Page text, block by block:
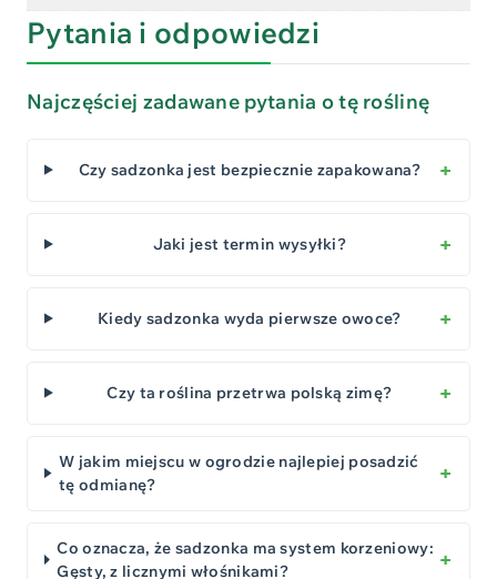
Pytania i odpowiedzi
Najczęściej zadawane pytania o tę roślinę
Czy sadzonka jest bezpiecznie zapakowana?
Jaki jest termin wysyłki?
Kiedy sadzonka wyda pierwsze owoce?
Czy ta roślina przetrwa polską zimę?
W jakim miejscu w ogrodzie najlepiej posadzić
tę odmianę?
Co oznacza, że sadzonka ma system korzeniowy:
Gęsty, z licznymi włośnikami?